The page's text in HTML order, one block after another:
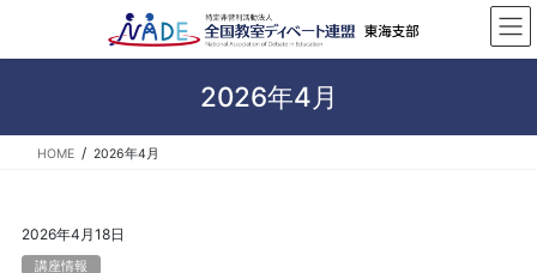
テ
へ
ゲ
ョ
2026年4月
HOME 2026年4月
2026年4月18日
講座情報